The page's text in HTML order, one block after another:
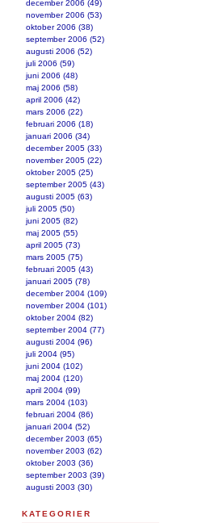
december 2006 (49)
november 2006 (53)
oktober 2006 (38)
september 2006 (52)
augusti 2006 (52)
juli 2006 (59)
juni 2006 (48)
maj 2006 (58)
april 2006 (42)
mars 2006 (22)
februari 2006 (18)
januari 2006 (34)
december 2005 (33)
november 2005 (22)
oktober 2005 (25)
september 2005 (43)
augusti 2005 (63)
juli 2005 (50)
juni 2005 (82)
maj 2005 (55)
april 2005 (73)
mars 2005 (75)
februari 2005 (43)
januari 2005 (78)
december 2004 (109)
november 2004 (101)
oktober 2004 (82)
september 2004 (77)
augusti 2004 (96)
juli 2004 (95)
juni 2004 (102)
maj 2004 (120)
april 2004 (99)
mars 2004 (103)
februari 2004 (86)
januari 2004 (52)
december 2003 (65)
november 2003 (62)
oktober 2003 (36)
september 2003 (39)
augusti 2003 (30)
KATEGORIER